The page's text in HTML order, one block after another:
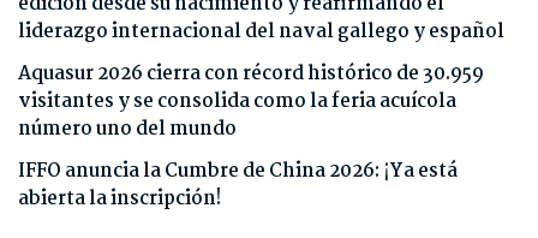
liderazgo internacional del naval gallego y español
Aquasur 2026 cierra con récord histórico de 30.959
visitantes y se consolida como la feria acuícola
número uno del mundo
IFFO anuncia la Cumbre de China 2026: ¡Ya está
abierta la inscripción!